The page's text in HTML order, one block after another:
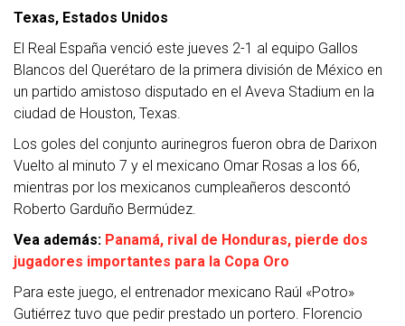
Texas, Estados Unidos
El Real España venció este jueves 2-1 al equipo Gallos
Blancos del Querétaro de la primera división de México en
un partido amistoso disputado en el Aveva Stadium en la
ciudad de Houston, Texas.
Los goles del conjunto aurinegros fueron obra de Darixon
Vuelto al minuto 7 y el mexicano Omar Rosas a los 66,
mientras por los mexicanos cumpleañeros descontó
Roberto Garduño Bermúdez.
Vea además: Panamá, rival de Honduras, pierde dos
jugadores importantes para la Copa Oro
Para este juego, el entrenador mexicano Raúl «Potro»
Gutiérrez tuvo que pedir prestado un portero. Florencio